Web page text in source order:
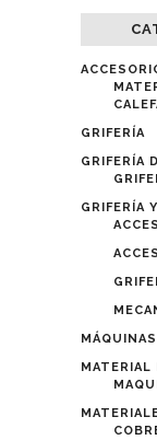
GRIFERÍA
GRIFERÍA
GRIFERÍA
MATERIAL